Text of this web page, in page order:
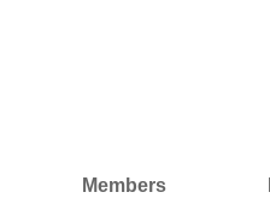
Members